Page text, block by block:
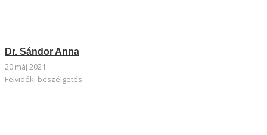
Dr. Sándor Anna
20 máj 2021
Felvidéki beszélgetés